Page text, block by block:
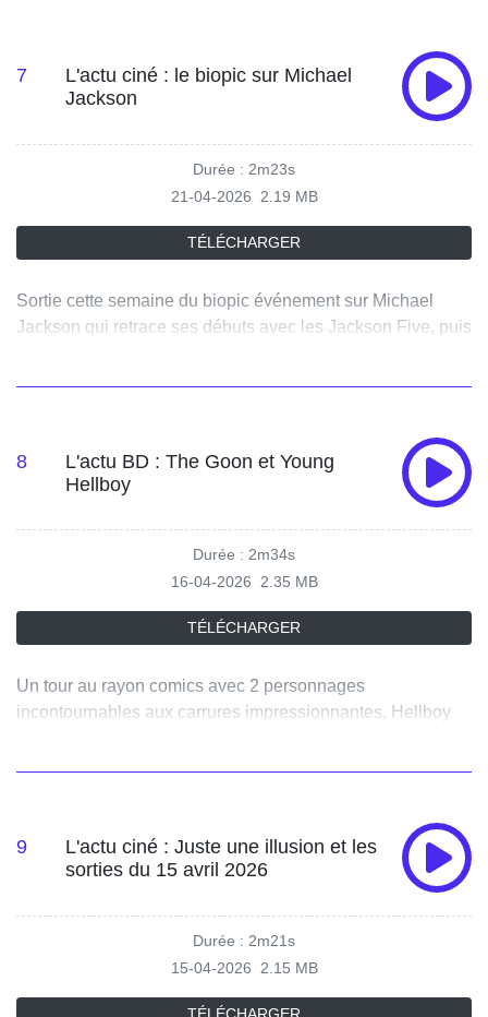
7
L'actu ciné : le biopic sur Michael
Jackson
Durée : 2m23s
21-04-2026
2.19 MB
TÉLÉCHARGER
Sortie cette semaine du biopic événement sur Michael
Jackson qui retrace ses débuts avec les Jackson Five, puis
8
L'actu BD : The Goon et Young
Hellboy
Durée : 2m34s
16-04-2026 2.35 MB
TÉLÉCHARGER
Un tour au rayon comics avec 2 personnages
incontournables aux carrures impressionnantes, Hellboy
9
L'actu ciné : Juste une illusion et les
sorties du 15 avril 2026
Durée : 2m21s
15-04-2026
2.15 MB